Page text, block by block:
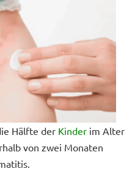
Hälfte der Kinder im Alter
von zwei Monaten